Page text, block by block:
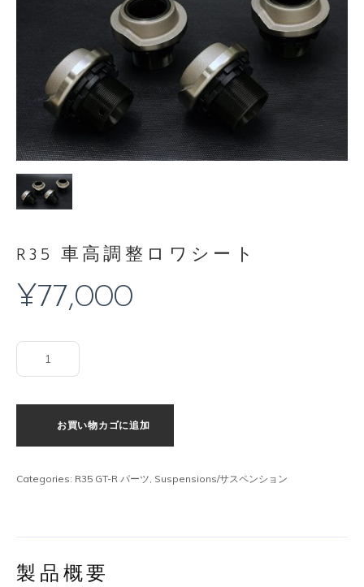
R35 車高調整ロワシート
¥ 77,000
R35
車
調
ロ
シ
お買い物カゴに追加
Categories: R35 GT-R パーツ Suspensions/サスペンション
製品概要